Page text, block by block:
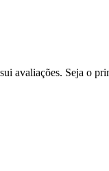
avaliações. Seja o